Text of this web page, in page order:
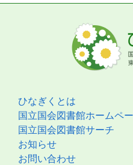
ひなぎくとは
国立国会図書館ホームペ
国立国会図書館サーチ
お知らせ
お問い合わせ